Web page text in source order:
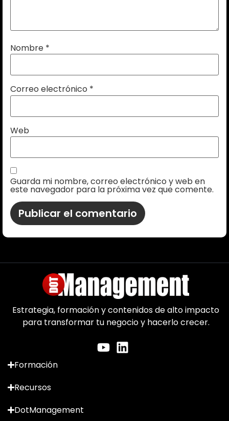
Nombre *
Correo electrónico *
Web
Guarda mi nombre, correo electrónico y web en
este navegador para la próxima vez que comente.
Estrategia, formación y contenidos de alto impacto
para transformar tu negocio y hacerlo crecer.
Formación
Recursos
DotManagement